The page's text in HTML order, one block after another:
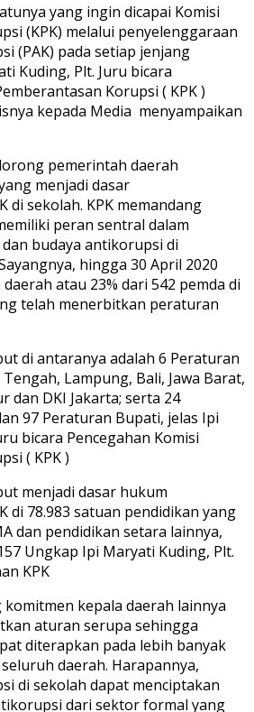
yang ingin dicapai Komisi
(KPK) melalui penyelenggaraan
(PAK) pada setiap jenjang
Kuding, Plt. Juru bicara
Korupsi ( KPK )
kepada Media menyampaikan
pemerintah daerah
menjadi dasar
di sekolah. KPK memandang
peran sentral dalam
budaya antikorupsi di
hingga 30 April 2020
atau 23% dari 542 pemda di
telah menerbitkan peraturan
di antaranya adalah 6 Peraturan
Lampung, Bali, Jawa Barat,
dan DKI Jakarta; serta 24
97 Peraturan Bupati, jelas Ipi
bicara Pencegahan Komisi
( KPK )
menjadi dasar hukum
di 78.983 satuan pendidikan yang
dan pendidikan setara lainnya,
Ungkap Ipi Maryati Kuding, Plt.
KPK
komitmen kepala daerah lainnya
aturan serupa sehingga
diterapkan pada lebih banyak
daerah. Harapannya,
di sekolah dapat menciptakan
dari sektor formal yang